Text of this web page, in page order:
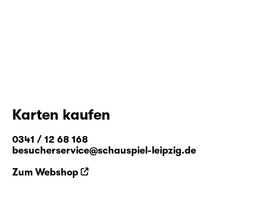
Karten kaufen
0341 / 12 68 168
besucherservice@schauspiel-leipzig.de
Zum Webshop